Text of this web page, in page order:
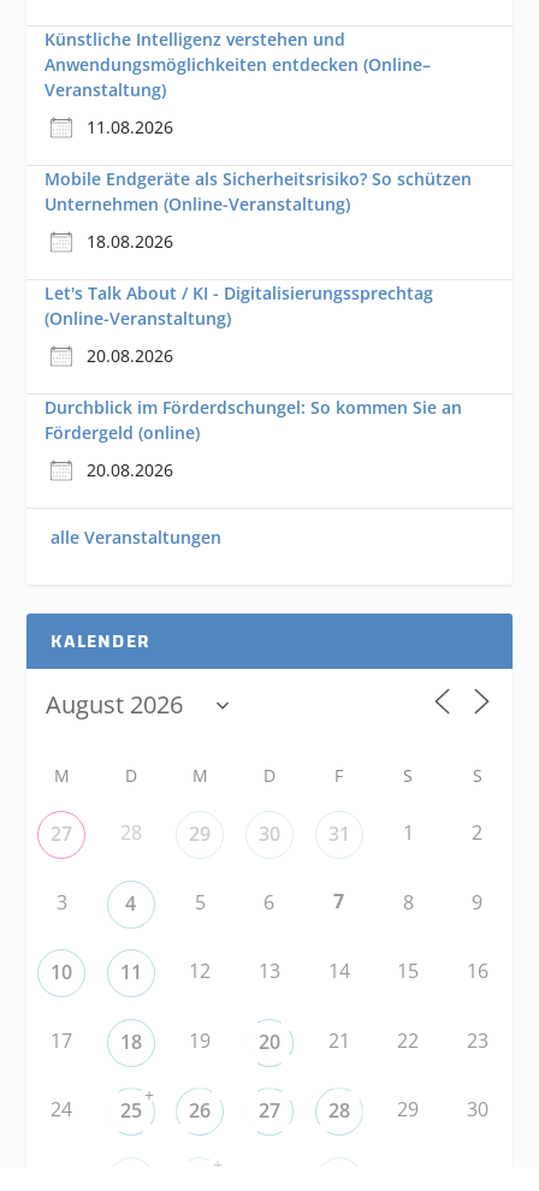
Künstliche Intelligenz verstehen und
Anwendungsmöglichkeiten entdecken (Online–
Veranstaltung)
11.08.2026
Mobile Endgeräte als Sicherheitsrisiko? So schützen
Unternehmen (Online-Veranstaltung)
18.08.2026
Let's Talk About / KI - Digitalisierungssprechtag
(Online-Veranstaltung)
20.08.2026
Durchblick im Förderdschungel: So kommen Sie an
Fördergeld (online)
20.08.2026
alle Veranstaltungen
KALENDER
M D M D F S S
27 28 29 30 31 1 2
3 4 5 6 7 8 9
10 11 12 13 14 15 16
17 18 19 20 21 22 23
24 25
+
26 27 28 29 30
+